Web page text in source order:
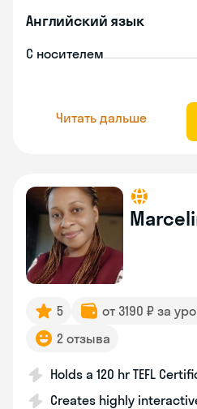
Английский язык
С носителем
Читать дальше
5 от 3190 ₽ за
2 отзыва
Holds a 120 hr TEFL
Creates highly